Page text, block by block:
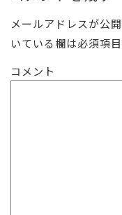
イ
ズ
メールアドレスが公
いている欄は必須項
コメント